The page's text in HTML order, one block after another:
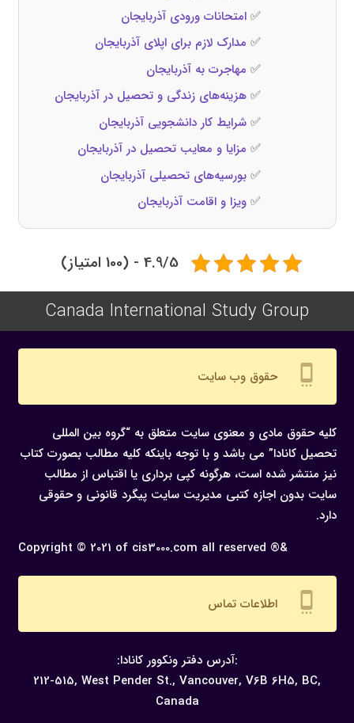
✅امتحانات ورودی آذربایجان
✅ مدارک لازم برای اپلای آذربایجان
✅ مهاجرت به آذربایجان
✅هزینه‌های زندگی و تحصیل در آذربایجان
✅شرایط کار دانشجویی آذربایجان
✅ مزایا و معایب تحصیل در آذربایجان
✅بورسیه‌های تحصیلی آذربایجان
✅ویزا و اقامت آذربایجان
4.9/5 - (100 امتیاز)
Canada International Study Group
settings_cell حقوق وب سایت
کلیه حقوق مادی و معنوی سایت متعلق به “گروه بین المللی
تحصیل کانادا” می باشد و با توجه باینکه کلیه مطالب بصورت کتاب
نیز منتشر شده است، هرگونه كپی برداری یا اقتباس از مطالب
سایت بدون اجازه كتبی مدیریت سایت پیگرد قانونی و حقوقی
دارد.
Copyright © 2021 of cis3000.com all reserved ®&
settings_cell اطلاعات تماس
:آدرس دفتر ونکوور کانادا:
212-515, West Pender St., Vancouver, V6B 6H5, BC,
Canada